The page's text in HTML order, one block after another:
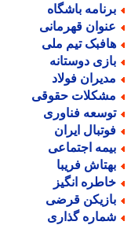
باشگاه
قهرمانی
تیم ملی
دوستانه
فولاد
حقوقی
فناوری
ایران
اجتماعی
فریبا
انگیز
قرضی
گذاری